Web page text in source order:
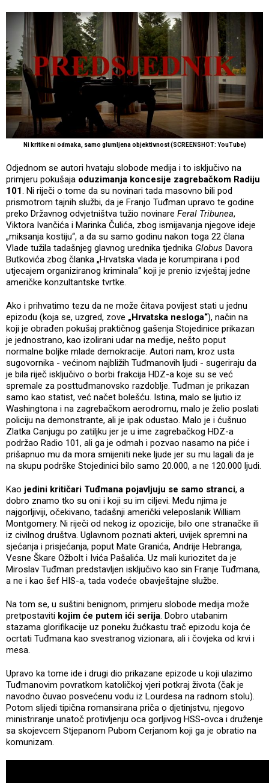
Ni kritike ni odmaka, samo glumljena objektivnost (SCREENSHOT: YouTube)
Odjednom se autori hvataju slobode medija i to isključivo na
primjeru pokušaja oduzimanja koncesije zagrebačkom Radiju
101. Ni riječi o tome da su novinari tada masovno bili pod
prismotrom tajnih službi, da je Franjo Tuđman upravo te godine
preko Državnog odvjetništva tužio novinare Feral Tribunea,
Viktora Ivančića i Marinka Čulića, zbog ismijavanja njegove ideje
„miksanja kostiju“, a da su samo godinu nakon toga 22 člana
Vlade tužila tadašnjeg glavnog urednika tjednika Globus Davora
Butkovića zbog članka „Hrvatska vlada je korumpirana i pod
utjecajem organiziranog kriminala“ koji je prenio izvještaj jedne
američke konzultantske tvrtke.
Ako i prihvatimo tezu da ne može čitava povijest stati u jednu
epizodu (koja se, uzgred, zove „Hrvatska nesloga“), način na
koji je obrađen pokušaj praktičnog gašenja Stojedinice prikazan
je jednostrano, kao izolirani udar na medije, nešto poput
normalne boljke mlade demokracije. Autori nam, kroz usta
sugovornika - većinom najbližih Tuđmanovih ljudi - sugeriraju da
je bila riječ isključivo o borbi frakcija HDZ-a koje su se već
spremale za posttuđmanovsko razdoblje. Tuđman je prikazan
samo kao statist, već načet bolešću. Istina, malo se ljutio iz
Washingtona i na zagrebačkom aerodromu, malo je želio poslati
policiju na demonstrante, ali je ipak odustao. Malo je i ćušnuo
Zlatka Canjugu po zatiljku jer je u ime zagrebačkog HDZ-a
podržao Radio 101, ali ga je odmah i pozvao nasamo na piće i
prišapnuo mu da mora smijeniti neke ljude jer su mu lagali da je
na skupu podrške Stojedinici bilo samo 20.000, a ne 120.000 ljudi.
Kao jedini kritičari Tuđmana pojavljuju se samo stranci, a
dobro znamo tko su oni i koji su im ciljevi. Među njima je
najgorljiviji, očekivano, tadašnji američki veleposlanik William
Montgomery. Ni riječi od nekog iz opozicije, bilo one stranačke ili
iz civilnog društva. Uglavnom poznati akteri, uvijek spremni na
sjećanja i prisjećanja, poput Mate Granića, Andrije Hebranga,
Vesne Škare Ožbolt i Ivića Pašalića. Uz mali kuriozitet da je
Miroslav Tuđman predstavljen isključivo kao sin Franje Tuđmana,
a ne i kao šef HIS-a, tada vodeće obavještajne službe.
Na tom se, u suštini benignom, primjeru slobode medija može
pretpostaviti kojim će putem ići serija. Dobro utabanim
stazama glorifikacije uz poneku žućkastu trač epizodu koja će
ocrtati Tuđmana kao svestranog vizionara, ali i čovjeka od krvi i
mesa.
Upravo ka tome ide i drugi dio prikazane epizode u koji ulazimo
Tuđmanovim povratkom katoličkoj vjeri potkraj života (čak je
navodno čuvao posvećenu vodu iz Lourdesa na radnom stolu).
Potom slijedi tipična romansirana priča o djetinjstvu, njegovo
ministriranje unatoč protivljenju oca gorljivog HSS-ovca i druženje
sa skojevcem Stjepanom Pubom Cerjanom koji ga je obratio na
komunizam.